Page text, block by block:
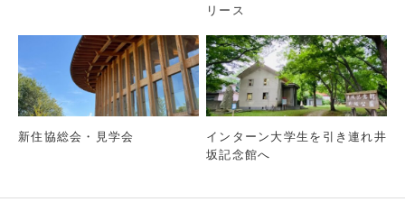
リース
新住協総会・見学会
インターン大学生を引き連れ井
坂記念館へ